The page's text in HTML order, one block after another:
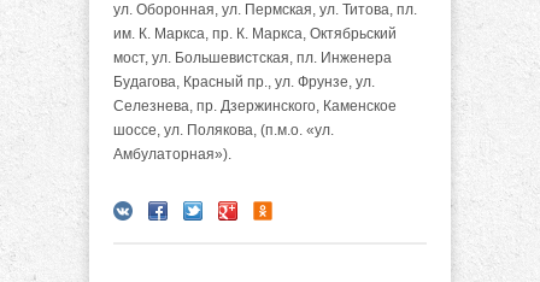
ул. Оборонная, ул. Пермская, ул. Титова, пл.
им. К. Маркса, пр. К. Маркса, Октябрьский
мост, ул. Большевистская, пл. Инженера
Будагова, Красный пр., ул. Фрунзе, ул.
Селезнева, пр. Дзержинского, Каменское
шоссе, ул. Полякова, (п.м.о. «ул.
Амбулаторная»).